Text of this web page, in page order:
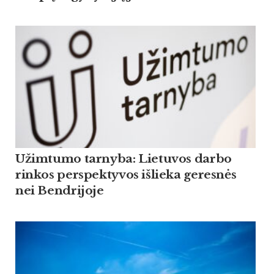
Užimtumo tarnyba: Lietuvos darbo
rinkos perspektyvos išlieka geresnės
nei Bendrijoje